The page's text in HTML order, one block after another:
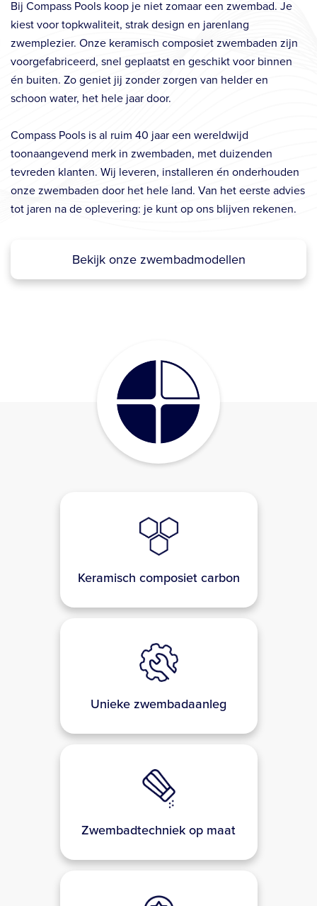
schoon water, het hele jaar door.
Compass Pools is al ruim 40 jaar een wereldwijd
toonaangevend merk in zwembaden, met duizenden
tevreden klanten. Wij leveren, installeren én onderhouden
onze zwembaden door het hele land. Van het eerste advies
Bekijk onze zwembadmodellen
Unieke zwembadaanleg
Zwembadtechniek op maat
Kwaliteitsgarantie